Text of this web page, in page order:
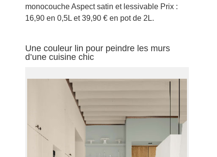
monocouche Aspect satin et lessivable Prix :
16,90 en 0,5L et 39,90 € en pot de 2L.
Une couleur lin pour peindre les murs
d’une cuisine chic